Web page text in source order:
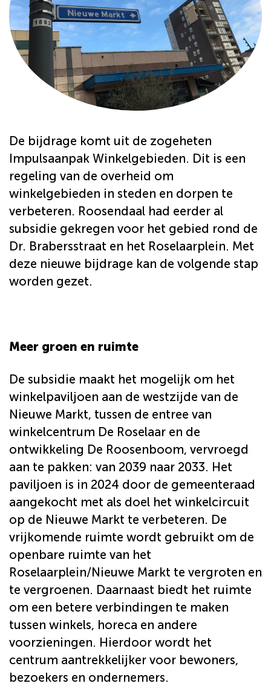
De bijdrage komt uit de zogeheten
Impulsaanpak Winkelgebieden. Dit is een
regeling van de overheid om
winkelgebieden in steden en dorpen te
verbeteren. Roosendaal had eerder al
subsidie gekregen voor het gebied rond de
Dr. Brabersstraat en het Roselaarplein. Met
deze nieuwe bijdrage kan de volgende stap
worden gezet.
Meer groen en ruimte
De subsidie maakt het mogelijk om het
winkelpaviljoen aan de westzijde van de
Nieuwe Markt, tussen de entree van
winkelcentrum De Roselaar en de
ontwikkeling De Roosenboom, vervroegd
aan te pakken: van 2039 naar 2033. Het
paviljoen is in 2024 door de gemeenteraad
aangekocht met als doel het winkelcircuit
op de Nieuwe Markt te verbeteren. De
vrijkomende ruimte wordt gebruikt om de
openbare ruimte van het
Roselaarplein/Nieuwe Markt te vergroten en
te vergroenen. Daarnaast biedt het ruimte
om een betere verbindingen te maken
tussen winkels, horeca en andere
voorzieningen. Hierdoor wordt het
centrum aantrekkelijker voor bewoners,
bezoekers en ondernemers.